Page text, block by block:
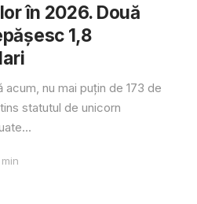
în 2026. Două
1,8
acum, nu mai puțin de 173 de
statutul de unicorn
min